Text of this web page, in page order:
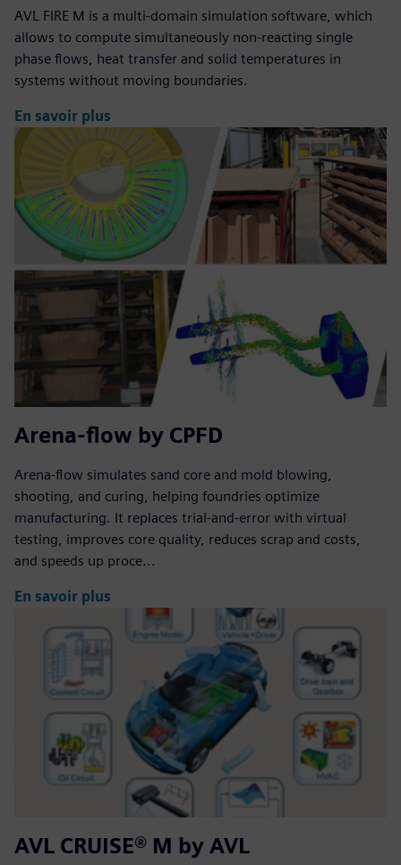
AVL FIRE M is a multi-domain simulation software, which
allows to compute simultaneously non-reacting single
phase flows, heat transfer and solid temperatures in
systems without moving boundaries.
En savoir plus
Arena-flow by CPFD
Arena-flow simulates sand core and mold blowing,
shooting, and curing, helping foundries optimize
manufacturing. It replaces trial-and-error with virtual
testing, improves core quality, reduces scrap and costs,
and speeds up proce...
En savoir plus
AVL CRUISE® M by AVL